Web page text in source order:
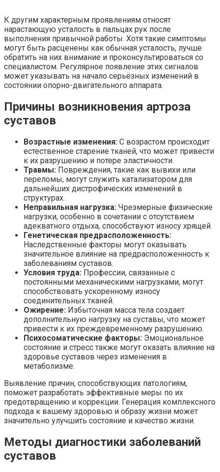
К другим характерным проявлениям относят
нарастающую усталость в пальцах рук после
выполнения привычной работы. Хотя такие симптомы
могут быть расценены как обычная усталость, лучше
обратить на них внимание и проконсультироваться со
специалистом. Регулярное появление этих сигналов
может указывать на начало серьёзных изменений в
состоянии опорно-двигательного аппарата.
Причины возникновения артроза
суставов
Возрастные изменения: С возрастом происходит
естественное старение тканей, что может привести
к их разрушению и потере эластичности.
Травмы: Повреждения, такие как вывихи или
переломы, могут служить катализатором для
дальнейших дистрофических изменений в
структурах.
Неправильная нагрузка: Чрезмерные физические
нагрузки, особенно в сочетании с отсутствием
адекватного отдыха, способствуют износу хрящей.
Генетическая предрасположенность:
Наследственные факторы могут оказывать
значительное влияние на предрасположенность к
заболеваниям суставов.
Условия труда: Профессии, связанные с
постоянными механическими нагрузками, могут
способствовать ускоренному износу
соединительных тканей.
Ожирение: Избыточная масса тела создает
дополнительную нагрузку на суставы, что может
привести к их преждевременному разрушению.
Психосоматические факторы: Эмоциональное
состояние и стресс также могут оказать влияние на
здоровье суставов через изменения в
метаболизме.
Выявление причин, способствующих патологиям,
поможет разработать эффективные меры по их
предотвращению и коррекции. Генерация комплексного
подхода к вашему здоровью и образу жизни может
значительно улучшить состояние и качество жизни.
Методы диагностики заболеваний
суставов